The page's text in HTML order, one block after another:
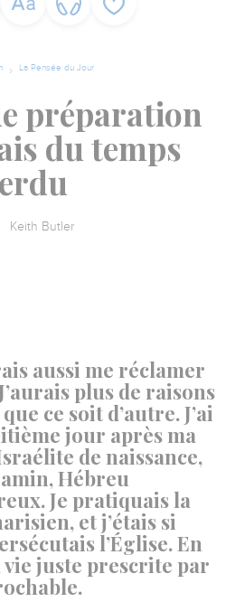
La Pensée du Jour
préparation
du temps
Keith Butler
aussi me réclamer
plus de raisons
ce soit d’autre. J’ai
jour après ma
de naissance,
Hébreu
Je pratiquais la
et j’étais si
l’Église. En
juste prescrite par